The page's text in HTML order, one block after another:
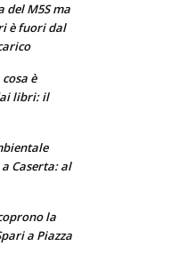
del M5S ma
è fuori dal
è
libri: il
Caserta: al
la
a Piazza